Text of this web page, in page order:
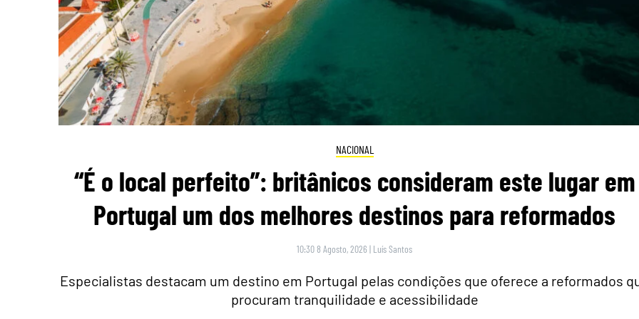
NACIONAL
“É o local perfeito”: britânicos consideram este lugar em
Portugal um dos melhores destinos para reformados
10:30 8 Agosto, 2026 | Luís Santos
Especialistas destacam um destino em Portugal pelas condições que oferece a reformados
procuram tranquilidade e acessibilidade